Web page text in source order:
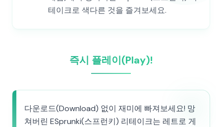
테이크로 색다른 것을 즐겨보세요.
즉시 플레이(Play)!
다운로드(Download) 없이 재미에 빠져보세요! 망
쳐버린 ESprunki(스프런키) 리테이크는 레트로 게